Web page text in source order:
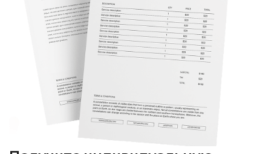
Получите индивидуальную
инвестиционную стратегию для
оформления паспорта Науру